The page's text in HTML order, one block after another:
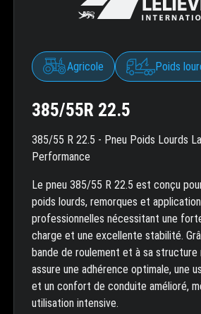
Agricole Poids
385/55R 22.5
385/55 R 22.5 - Pneu Poids Lourds
Performance
Le pneu 385/55 R 22.5 est conçu
poids lourds, remorques et
professionnelles nécessitant une
charge et une excellente stabilité.
bande de roulement et à sa structure
assure une adhérence optimale, une
et un confort de conduite amélioré,
utilisation intensive.